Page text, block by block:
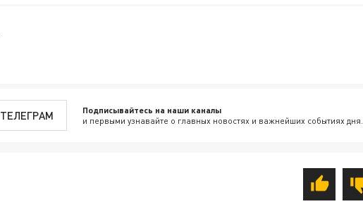
ТЕЛЕГРАМ Подписывайтесь на наши каналы
и первыми узнавайте о главных новостях и важнейших событиях дня.